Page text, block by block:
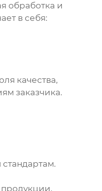
обработка и
в себя:
качества,
заказчика.
продукции.